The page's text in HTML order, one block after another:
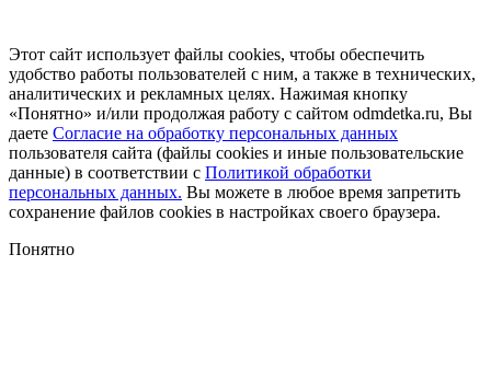
Этот сайт использует файлы cookies, чтобы обеспечить
удобство работы пользователей с ним, а также в технических,
аналитических и рекламных целях. Нажимая кнопку
«Понятно» и/или продолжая работу с сайтом odmdetka.ru, Вы
даете Согласие на обработку персональных данных
пользователя сайта (файлы cookies и иные пользовательские
данные) в соответствии с Политикой обработки
персональных данных. Вы можете в любое время запретить
сохранение файлов cookies в настройках своего браузера.
Понятно